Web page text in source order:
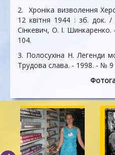
2. Хроніка визволення
12 квітня 1944 : зб. док. /
Сінкевич, О. І.
104.
3. Полосухіна Н. Легенди
Трудова слава. - 1998. - № 9